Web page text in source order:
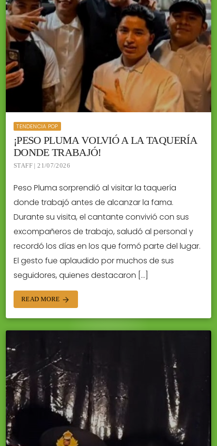
TENDENCIA POP
¡PESO PLUMA VOLVIÓ A LA TAQUERÍA
DONDE TRABAJÓ!
STAFF | 21/07/2026
Peso Pluma sorprendió al visitar la taquería
donde trabajó antes de alcanzar la fama.
Durante su visita, el cantante convivió con sus
excompañeros de trabajo, saludó al personal y
recordó los días en los que formó parte del lugar.
El gesto fue aplaudido por muchos de sus
seguidores, quienes destacaron […]
READ MORE arrow_forward